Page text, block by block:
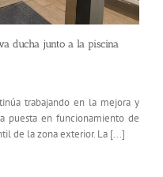
ducha junto a la piscina
trabajando en la mejora y
puesta en funcionamiento de
de la zona exterior. La [...]